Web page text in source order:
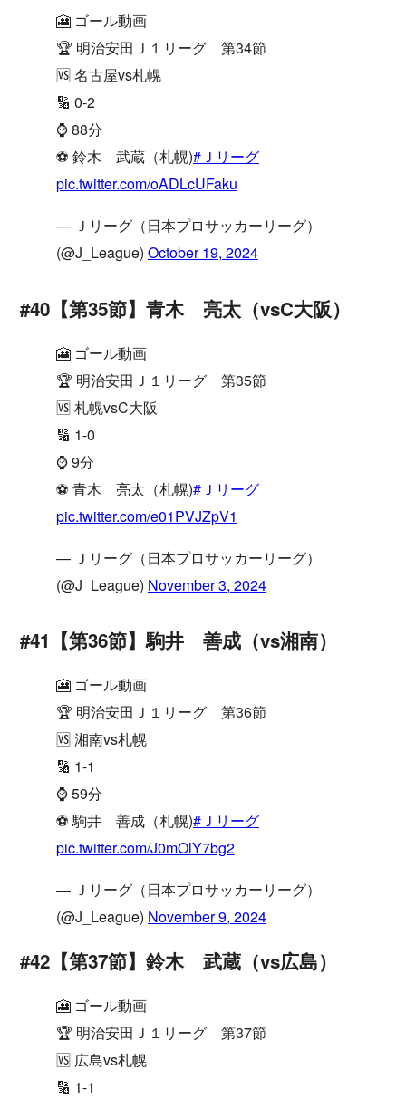
🎦 ゴール動画
🏆 明治安田Ｊ１リーグ 第34節
🆚 名古屋vs札幌
🔢 0-2
⌚️ 88分
⚽️ 鈴木 武蔵（札幌)#Ｊリーグ
pic.twitter.com/oADLcUFaku
— Ｊリーグ（日本プロサッカーリーグ）
(@J_League) October 19, 2024
#40【第35節】青木 亮太（vsC大阪）
🎦 ゴール動画
🏆 明治安田Ｊ１リーグ 第35節
🆚 札幌vsC大阪
🔢 1-0
⌚️ 9分
⚽️ 青木 亮太（札幌)#Ｊリーグ
pic.twitter.com/e01PVJZpV1
— Ｊリーグ（日本プロサッカーリーグ）
(@J_League) November 3, 2024
#41【第36節】駒井 善成（vs湘南）
🎦 ゴール動画
🏆 明治安田Ｊ１リーグ 第36節
🆚 湘南vs札幌
🔢 1-1
⌚️ 59分
⚽️ 駒井 善成（札幌)#Ｊリーグ
pic.twitter.com/J0mOlY7bg2
— Ｊリーグ（日本プロサッカーリーグ）
(@J_League) November 9, 2024
#42【第37節】鈴木 武蔵（vs広島）
🎦 ゴール動画
🏆 明治安田Ｊ１リーグ 第37節
🆚 広島vs札幌
🔢 1-1